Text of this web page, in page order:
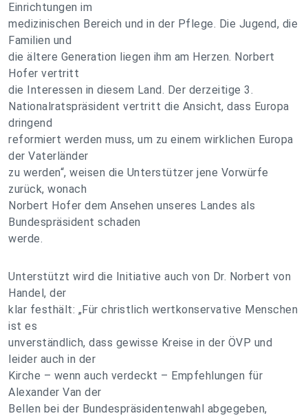
Einrichtungen im
medizinischen Bereich und in der Pflege. Die Jugend, die
Familien und
die ältere Generation liegen ihm am Herzen. Norbert
Hofer vertritt
die Interessen in diesem Land. Der derzeitige 3.
Nationalratspräsident vertritt die Ansicht, dass Europa
dringend
reformiert werden muss, um zu einem wirklichen Europa
der Vaterländer
zu werden“, weisen die Unterstützer jene Vorwürfe
zurück, wonach
Norbert Hofer dem Ansehen unseres Landes als
Bundespräsident schaden
werde.
Unterstützt wird die Initiative auch von Dr. Norbert von
Handel, der
klar festhält: „Für christlich wertkonservative Menschen
ist es
unverständlich, dass gewisse Kreise in der ÖVP und
leider auch in der
Kirche – wenn auch verdeckt – Empfehlungen für
Alexander Van der
Bellen bei der Bundespräsidentenwahl abgegeben,